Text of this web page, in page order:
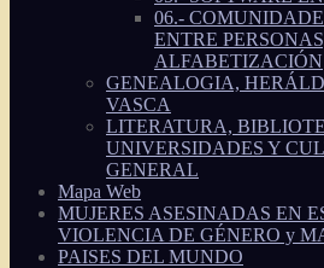
06.-
ENTRE
ALFABETIZACIÓN
GENEALOGIA,
VASCA
LITERATURA,
UNIVERSIDADES Y
GENERAL
Mapa Web
MUJERES ASESINADAS EN
VIOLENCIA DE GÉNERO y
PAISES DEL MUNDO